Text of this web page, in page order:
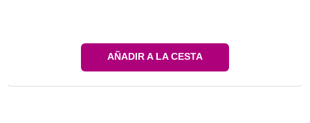
AÑADIR A LA CESTA